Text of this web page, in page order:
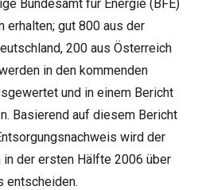
Bundesamt für Energie (BFE)
erhalten; gut 800 aus der
200 aus Österreich
in den kommenden
und in einem Bericht
Basierend auf diesem Bericht
wird der
der ersten Hälfte 2006 über
entscheiden.